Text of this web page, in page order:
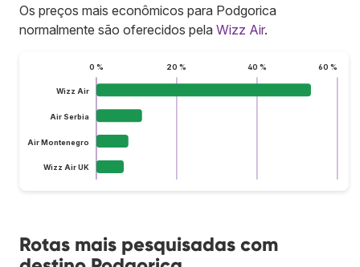
Os preços mais econômicos para Podgorica
normalmente são oferecidos pela Wizz Air.
0 % 20 % 40 % 60 %
Wizz Air
Air Serbia
Air Montenegro
Wizz Air UK
Rotas mais pesquisadas com